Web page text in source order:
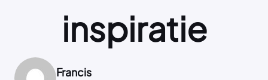
inspiratie
Francis